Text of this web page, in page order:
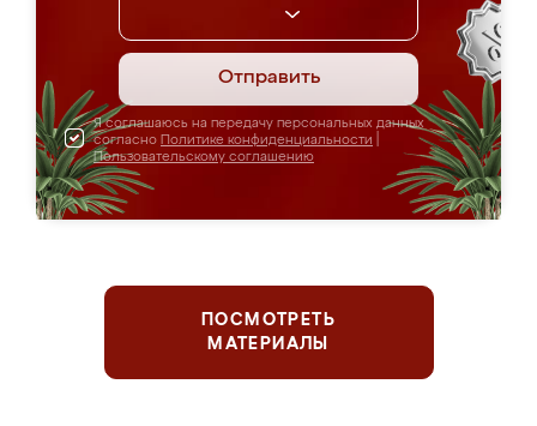
Отправить
Я соглашаюсь на передачу персональных данных
согласно Политике конфиденциальности
Пользовательскому соглашению
ПОСМОТРЕТЬ
МАТЕРИАЛЫ